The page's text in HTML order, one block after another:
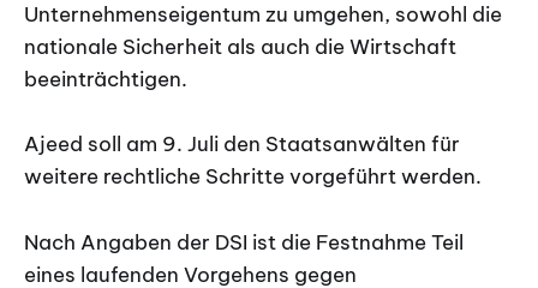
Unternehmenseigentum zu umgehen, sowohl die
nationale Sicherheit als auch die Wirtschaft
beeinträchtigen.
Ajeed soll am 9. Juli den Staatsanwälten für
weitere rechtliche Schritte vorgeführt werden.
Nach Angaben der DSI ist die Festnahme Teil
eines laufenden Vorgehens gegen